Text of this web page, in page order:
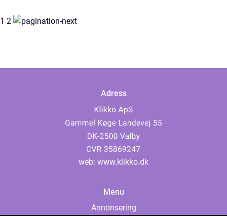
1 2
Adress
web: www.klikko.dk
Menu
Annonsering